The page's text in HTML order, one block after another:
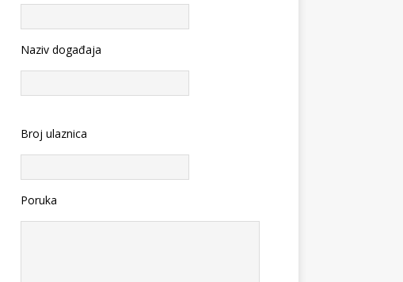
Naziv događaja
Broj ulaznica
Poruka